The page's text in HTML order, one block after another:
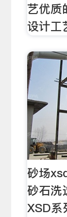
艺优质
设计工
砂场
砂石洗
XSD系